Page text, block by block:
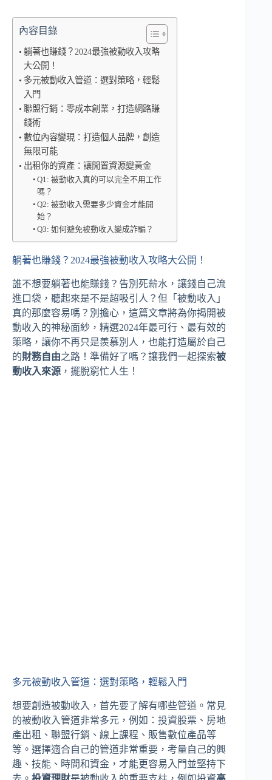
內容目錄
躺著也賺錢？2024最強被動收入攻略
大公開！
多元被動收入管道：選對策略，輕鬆
入門
聯盟行銷：零成本創業，打造網路賺
錢術
數位內容變現：打造個人品牌，創造
無限可能
出租你的資產：讓閒置資源變黃金
Q1: 被動收入真的可以完全不用工作
嗎？
Q2: 被動收入需要多少資金才能開
始？
Q3: 如何避免被動收入變成詐騙？
躺著也賺錢？2024最強被動收入攻略大公開！
誰不想要躺著也能賺錢？告別死薪水，讓錢自己流
進口袋，聽起來是不是超吸引人？但「被動收入」
真的那麼容易嗎？別擔心，這篇文章將為你揭開被
動收入的神秘面紗，精選2024年最可行、最有效的
策略，讓你不再只是羨慕別人，也能打造屬於自己
的財務自由之路！準備好了嗎？讓我們一起探索被
動收入來源 ，擺脫窮忙人生！
多元被動收入管道：選對策略，輕鬆入門
想要創造被動收入，首先要了解有哪些管道。常見
的被動收入管道非常多元，例如：投資股票、房地
產出租、聯盟行銷、線上課程、販售數位產品等
等。選擇適合自己的管道非常重要，考量自己的興
趣、技能、時間和資金，才能更容易入門並堅持下